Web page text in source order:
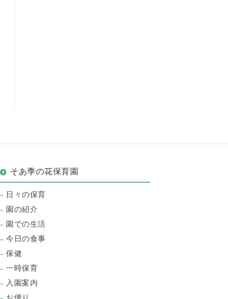
そあ季の花保育園
日々の保育
園の紹介
園での生活
今日の食事
保健
一時保育
入園案内